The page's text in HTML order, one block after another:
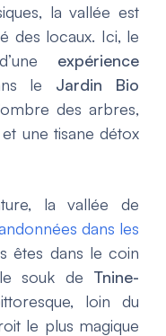
la vallée est
des locaux. Ici, le
expérience
le Jardin Bio
des arbres,
une tisane détox
la vallée de
dans les
êtes dans le coin
souk de Tnine-
loin du
le plus magique